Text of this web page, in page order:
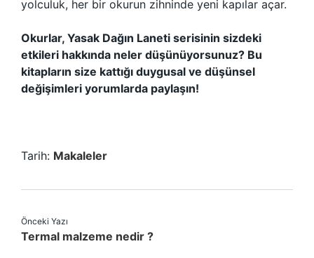
yolculuk, her bir okurun zihninde yeni kapılar açar.
Okurlar, Yasak Dağın Laneti serisinin sizdeki
etkileri hakkında neler düşünüyorsunuz? Bu
kitapların size kattığı duygusal ve düşünsel
değişimleri yorumlarda paylaşın!
Tarih: Makaleler
Önceki Yazı
Termal malzeme nedir ?